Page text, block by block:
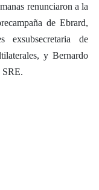
renunciaron a la
de Ebrard,
exsubsecretaria de
y Bernardo
SRE.